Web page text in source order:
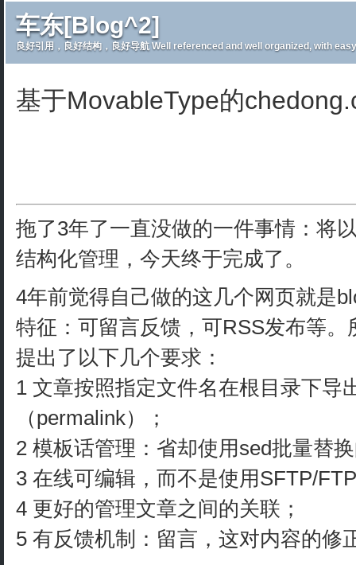
车东[Blog^2]
良好引用，良好结构，良好导航 Well referenced and well organized, with
基于MovableType的
拖了3年了一直没做的一件事情：将
结构化管理，今天终于完成了。
4年前觉得自己做的这几个网页就是
特征：可留言反馈，可RSS发布等
提出了以下几个要求：
1 文章按照指定文件名在根目录下导
（permalink）；
2 模板话管理：省却使用sed批量替
3 在线可编辑，而不是使用SFTP/
4 更好的管理文章之间的关联；
5 有反馈机制：留言，这对内容的修